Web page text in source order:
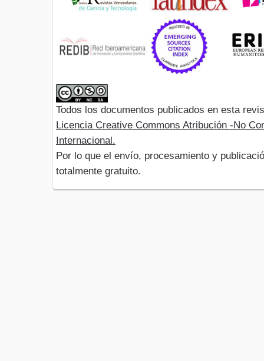
Todos los documentos publicados en esta
Licencia Creative Commons Atribución -No
Internacional.
Por lo que el envío, procesamiento y
totalmente gratuito.